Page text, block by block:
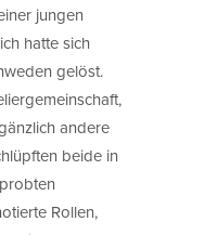
jungen
hatte sich
gelöst.
andere
beide in
Rollen,